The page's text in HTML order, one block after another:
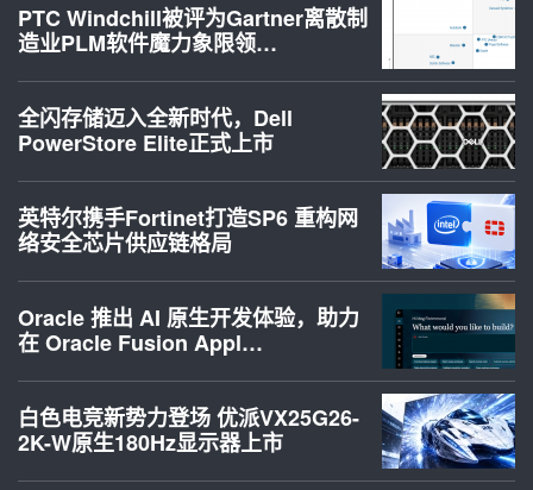
PTC Windchill被评为Gartner离散制
造业PLM软件魔力象限领…
全闪存储迈入全新时代，Dell
PowerStore Elite正式上市
英特尔携手Fortinet打造SP6 重构网
络安全芯片供应链格局
Oracle 推出 AI 原生开发体验，助力
在 Oracle Fusion Appl…
白色电竞新势力登场 优派VX25G26-
2K-W原生180Hz显示器上市